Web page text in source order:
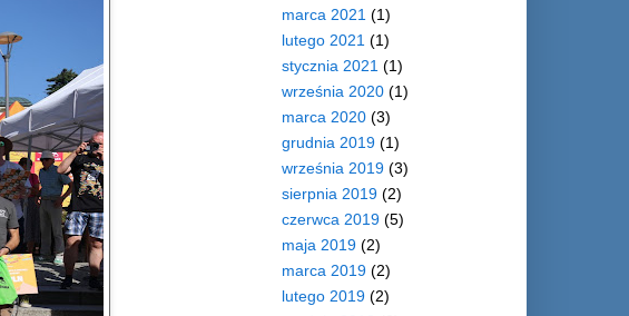
marca 2021 (1)
lutego 2021 (1)
stycznia 2021 (1)
września 2020 (1)
marca 2020 (3)
grudnia 2019 (1)
września 2019 (3)
sierpnia 2019 (2)
czerwca 2019 (5)
maja 2019 (2)
marca 2019 (2)
lutego 2019 (2)